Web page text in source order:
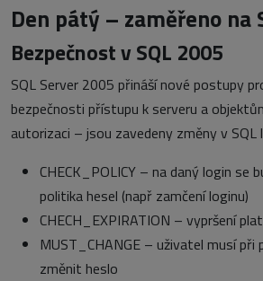
Den pátý – zaměřeno na
Bezpečnost v SQL 2005
SQL Server 2005 přináší nové postupy
bezpečnosti přístupu k serveru a
autorizaci – jsou zavedeny změny v SQL
CHECK_POLICY – na daný login se
politika hesel (např zamčení loginu)
CHECH_EXPIRATION – vypršení
MUST_CHANGE – uživatel musí při
změnit heslo